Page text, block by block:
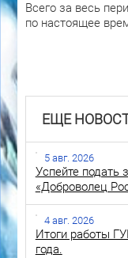
Всего за весь
по настоящее
ЕЩЕ
5 авг. 2026
Успейте подать
«Доброволец
4 авг. 2026
Итоги работы
года.